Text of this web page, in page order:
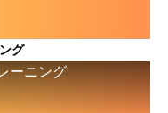
グ
ーニング